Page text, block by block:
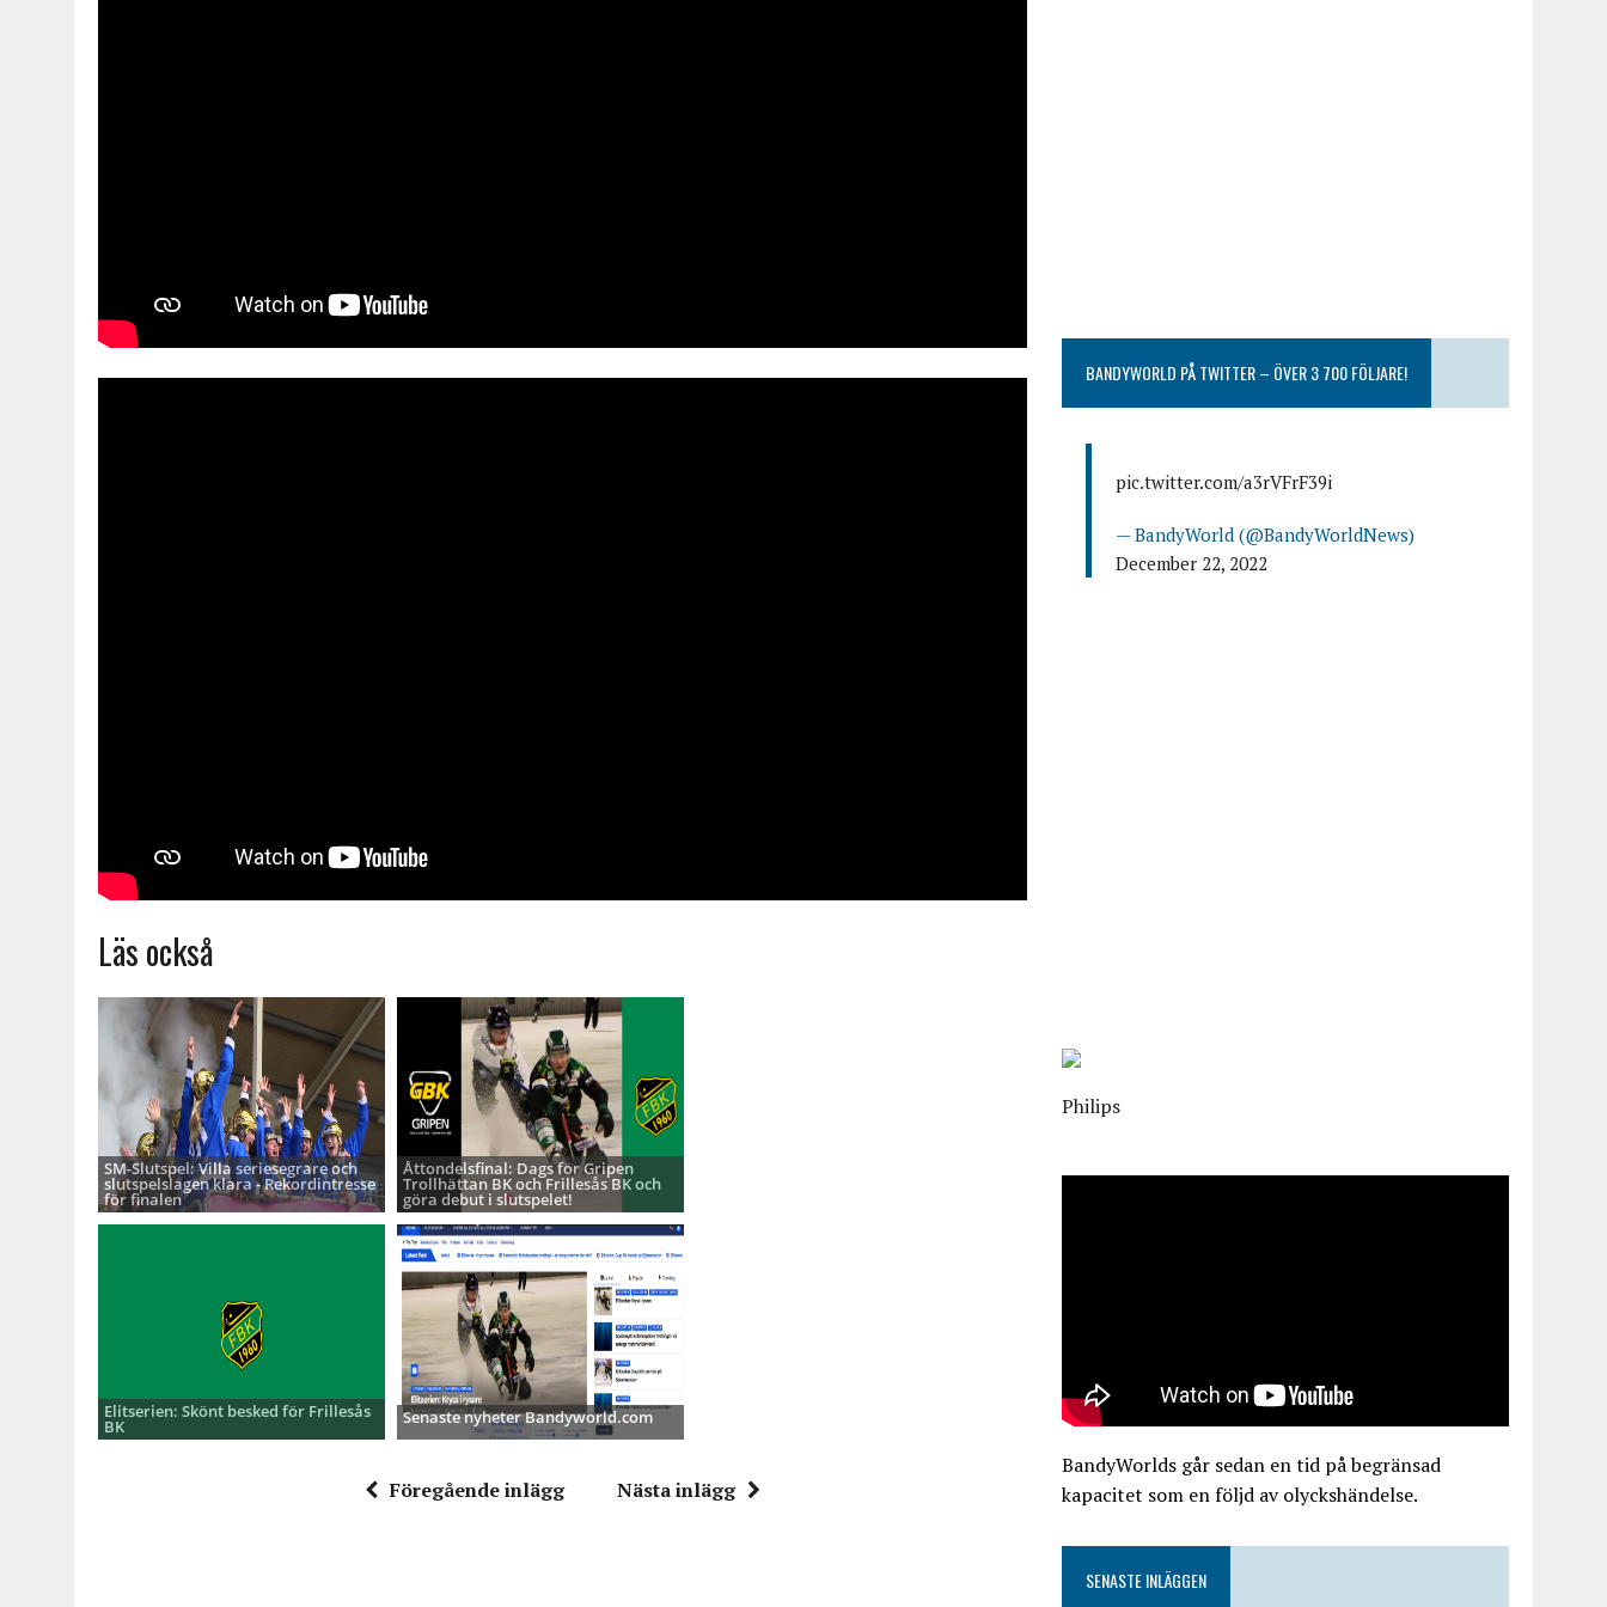
Läs också
SM-Slutspel: Villa seriesegrare och
slutspelslagen klara - Rekordintresse
för finalen
Åttondelsfinal: Dags för Gripen
Trollhättan BK och Frillesås BK och
göra debut i slutspelet!
Elitserien: Skönt besked för Frillesås
BK Senaste nyheter Bandyworld.com
Föregående inlägg Nästa inlägg
BANDYWORLD PÅ TWITTER – ÖVER 3 700 FÖLJARE!
pic.twitter.com/a3rVFrF39i
— BandyWorld (@BandyWorldNews)
December 22, 2022
Philips
BandyWorlds går sedan en tid på begränsad
kapacitet som en följd av olyckshändelse.
SENASTE INLÄGGEN